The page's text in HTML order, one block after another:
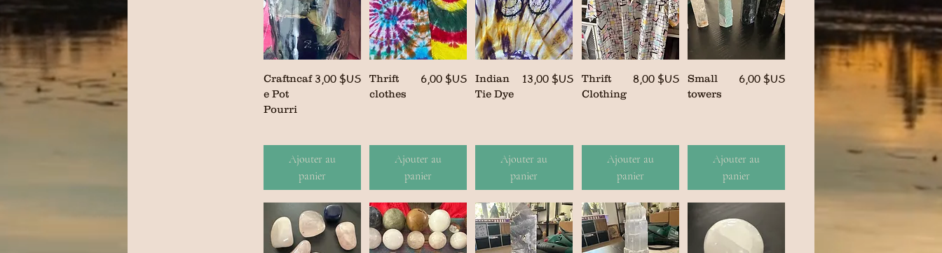
Craftncaf
e Pot
Pourri
Prix
3,00 $US
Ajouter au
panier
Thrift
clothes
Prix
6,00 $US
Ajouter au
panier
Indian
Tie Dye
Prix
13,00 $US
Ajouter au
panier
Thrift
Clothing
Prix
8,00 $US
Ajouter au
panier
Small
towers
Prix
6,00 $US
Ajouter au
panier